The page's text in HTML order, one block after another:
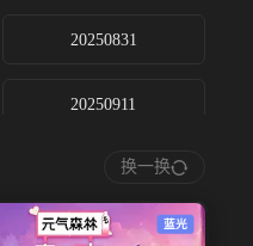
20250831
20250911
20250918换一换
蓝光